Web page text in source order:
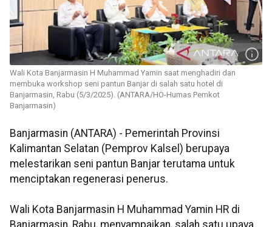
Wali Kota Banjarmasin H Muhammad Yamin saat menghadiri dan
membuka workshop seni pantun Banjar di salah satu hotel di
Banjarmasin, Rabu (5/3/2025). (ANTARA/HO-Humas Pemkot
Banjarmasin)
Banjarmasin (ANTARA) - Pemerintah Provinsi
Kalimantan Selatan (Pemprov Kalsel) berupaya
melestarikan seni pantun Banjar terutama untuk
menciptakan regenerasi penerus.
Wali Kota Banjarmasin H Muhammad Yamin HR di